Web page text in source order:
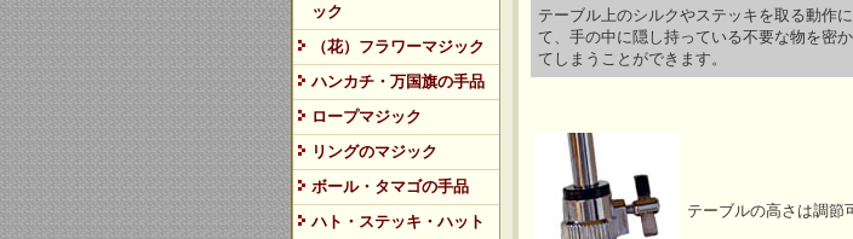
ック
（花）フラワーマジック
ハンカチ・万国旗の手品
ロープマジック
リングのマジック
ボール・タマゴの手品
ハト・ステッキ・ハット
テーブル上のシルクやステッキを取る動作
て、手の中に隠し持っている不要な物を密
てしまうことができます。
テーブルの高さは調節